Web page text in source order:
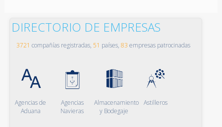
DIRECTORIO DE EMPRESAS
3721 compañías registradas, 51 países, 83 empresas patrocinadas
Agencias de
Aduana
Agencias
Navieras
Almacenamiento
y Bodegaje
Astilleros